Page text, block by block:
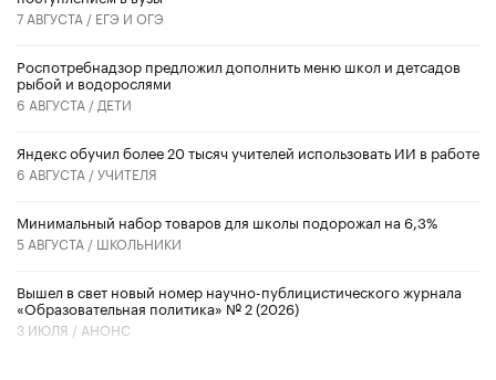
7 АВГУСТА / ЕГЭ И ОГЭ
Роспотребнадзор предложил дополнить меню школ и детсадов
рыбой и водорослями
6 АВГУСТА / ДЕТИ
​Яндекс обучил более 20 тысяч учителей использовать ИИ в работе
6 АВГУСТА /УЧИТЕЛЯ
Минимальный набор товаров для школы подорожал на 6,3%
5 АВГУСТА / ШКОЛЬНИКИ
Вышел в свет новый номер научно-публицистического журнала
«Образовательная политика» № 2 (2026)
3 ИЮЛЯ / АНОНС